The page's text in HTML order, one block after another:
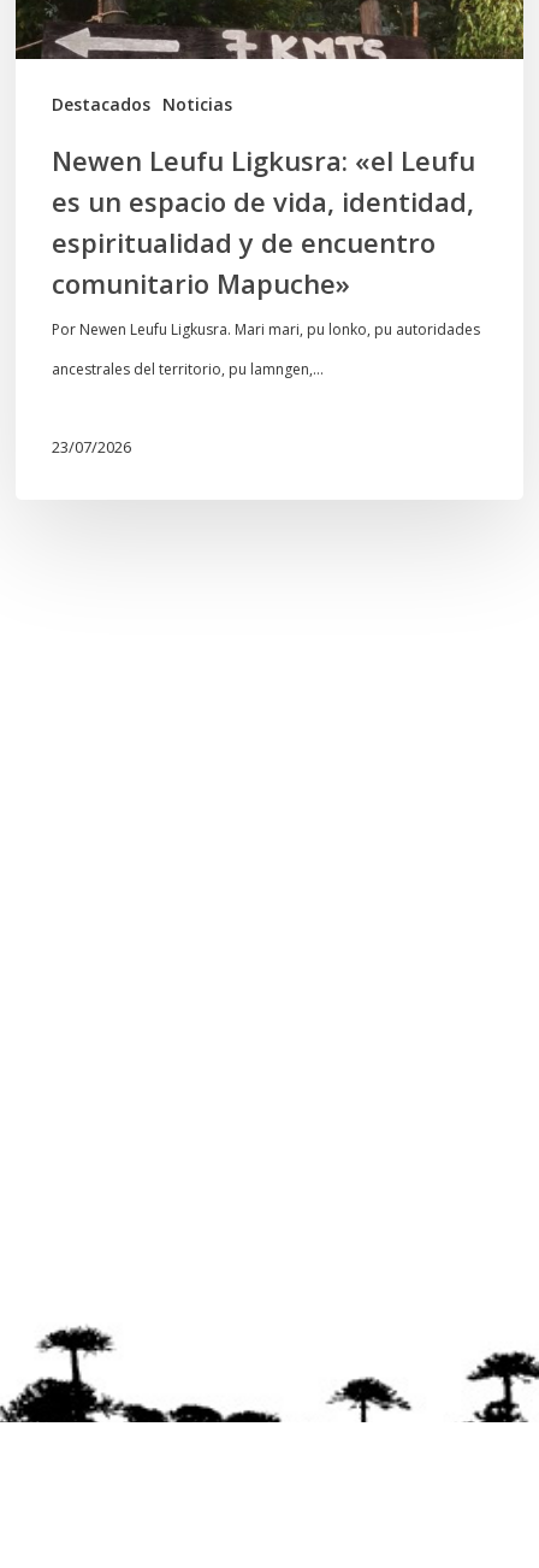
Destacados Noticias
espacio
de
vida,
espiritualidad
encuentro
comunitario
Mapuche»
Newen Leufu Ligkusra: «el Leufu
es un espacio de vida, identidad,
espiritualidad y de encuentro
comunitario Mapuche»
Por Newen Leufu Ligkusra. Mari mari, pu lonko, pu autoridades
ancestrales del territorio, pu lamngen,…
23/07/2026